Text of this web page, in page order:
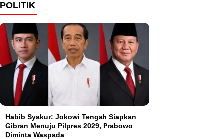
POLITIK
Habib Syakur: Jokowi Tengah Siapkan
Gibran Menuju Pilpres 2029, Prabowo
Diminta Waspada